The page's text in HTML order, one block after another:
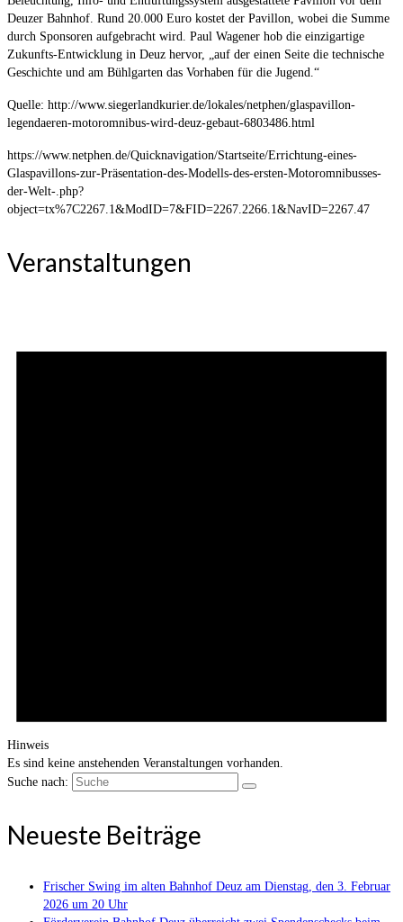
Deuzer Bahnhof. Rund 20.000 Euro kostet der Pavillon, wobei die Summe
durch Sponsoren aufgebracht wird. Paul Wagener hob die einzigartige
Zukunfts-Entwicklung in Deuz hervor, „auf der einen Seite die technische
Geschichte und am Bühlgarten das Vorhaben für die Jugend.“
Quelle: http://www.siegerlandkurier.de/lokales/netphen/glaspavillon-
legendaeren-motoromnibus-wird-deuz-gebaut-6803486.html
https://www.netphen.de/Quicknavigation/Startseite/Errichtung-eines-
Glaspavillons-zur-Präsentation-des-Modells-des-ersten-Motoromnibusses-
der-Welt-.php?
object=tx%7C2267.1&ModID=7&FID=2267.2266.1&NavID=2267.47
Veranstaltungen
Hinweis
Es sind keine anstehenden Veranstaltungen vorhanden.
Suche nach:
Neueste Beiträge
Frischer Swing im alten Bahnhof Deuz am Dienstag, den 3. Februar
2026 um 20 Uhr